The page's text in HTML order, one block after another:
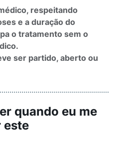
respeitando
e a duração do
o tratamento sem o
ser partido, aberto ou
quando eu me
este